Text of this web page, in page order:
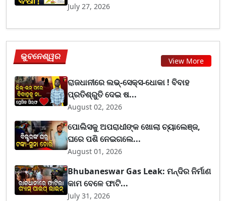
July 27, 2026
ଭୁବନେଶ୍ୱର View More
ରାଜଧାନୀରେ ଲଭ୍-ସେକ୍ସ-ଧୋକା ! ବିବାହ
ପ୍ରତିଶ୍ରୁତି ଦେଇ ଷ...
August 02, 2026
ପୋଲିସକୁ ଅପରାଧୀଙ୍କ ଖୋଲା ଚ୍ୟାଲେଞ୍ଜ,
ଘରେ ପଶି ନେଇଗଲେ...
August 01, 2026
Bhubaneswar Gas Leak: ମନ୍ଦିର ନିର୍ମାଣ
କାମ ବେଳେ ଫାଟି...
July 31, 2026